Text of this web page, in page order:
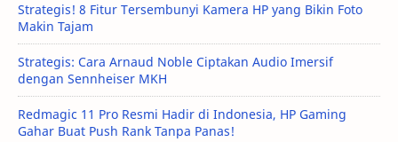
Strategis! 8 Fitur Tersembunyi Kamera HP yang Bikin Foto
Makin Tajam
Strategis: Cara Arnaud Noble Ciptakan Audio Imersif
dengan Sennheiser MKH
Redmagic 11 Pro Resmi Hadir di Indonesia, HP Gaming
Gahar Buat Push Rank Tanpa Panas!